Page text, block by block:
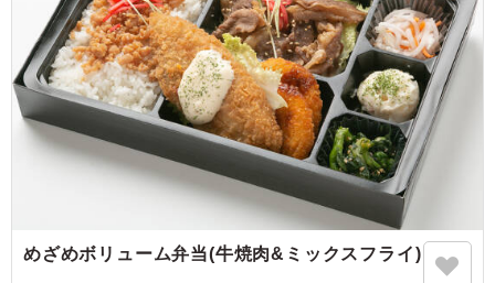
ご利用シーン：イベント運営›お祭り
大阪府豊中市玉井町2025/10/28
めざめボリューム弁当(牛焼肉&ミックスフライ)